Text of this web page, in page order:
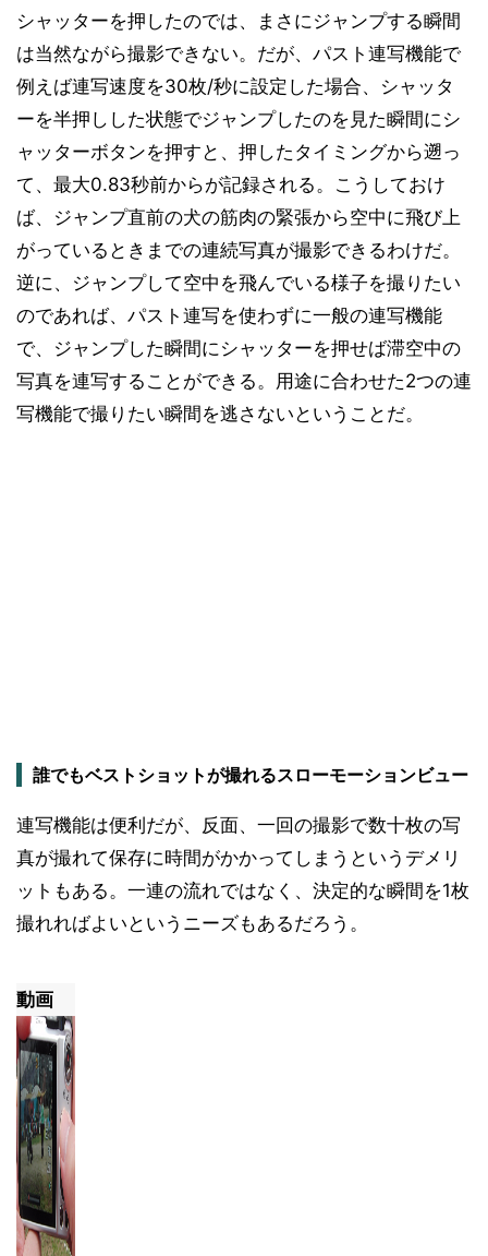
シャッターを押したのでは、まさにジャンプする瞬間
は当然ながら撮影できない。だが、パスト連写機能で
例えば連写速度を30枚/秒に設定した場合、シャッタ
ーを半押しした状態でジャンプしたのを見た瞬間にシ
ャッターボタンを押すと、押したタイミングから遡っ
て、最大0.83秒前からが記録される。こうしておけ
ば、ジャンプ直前の犬の筋肉の緊張から空中に飛び上
がっているときまでの連続写真が撮影できるわけだ。
逆に、ジャンプして空中を飛んでいる様子を撮りたい
のであれば、パスト連写を使わずに一般の連写機能
で、ジャンプした瞬間にシャッターを押せば滞空中の
写真を連写することができる。用途に合わせた2つの連
写機能で撮りたい瞬間を逃さないということだ。
誰でもベストショットが撮れるスローモーションビュー
連写機能は便利だが、反面、一回の撮影で数十枚の写
真が撮れて保存に時間がかかってしまうというデメリ
ットもある。一連の流れではなく、決定的な瞬間を1枚
撮れればよいというニーズもあるだろう。
動画